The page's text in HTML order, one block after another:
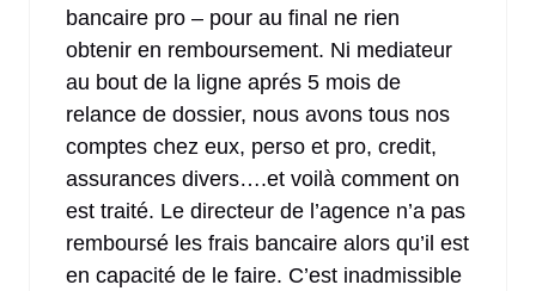
bancaire pro – pour au final ne rien
obtenir en remboursement. Ni mediateur
au bout de la ligne aprés 5 mois de
relance de dossier, nous avons tous nos
comptes chez eux, perso et pro, credit,
assurances divers….et voilà comment on
est traité. Le directeur de l’agence n’a pas
remboursé les frais bancaire alors qu’il est
en capacité de le faire. C’est inadmissible